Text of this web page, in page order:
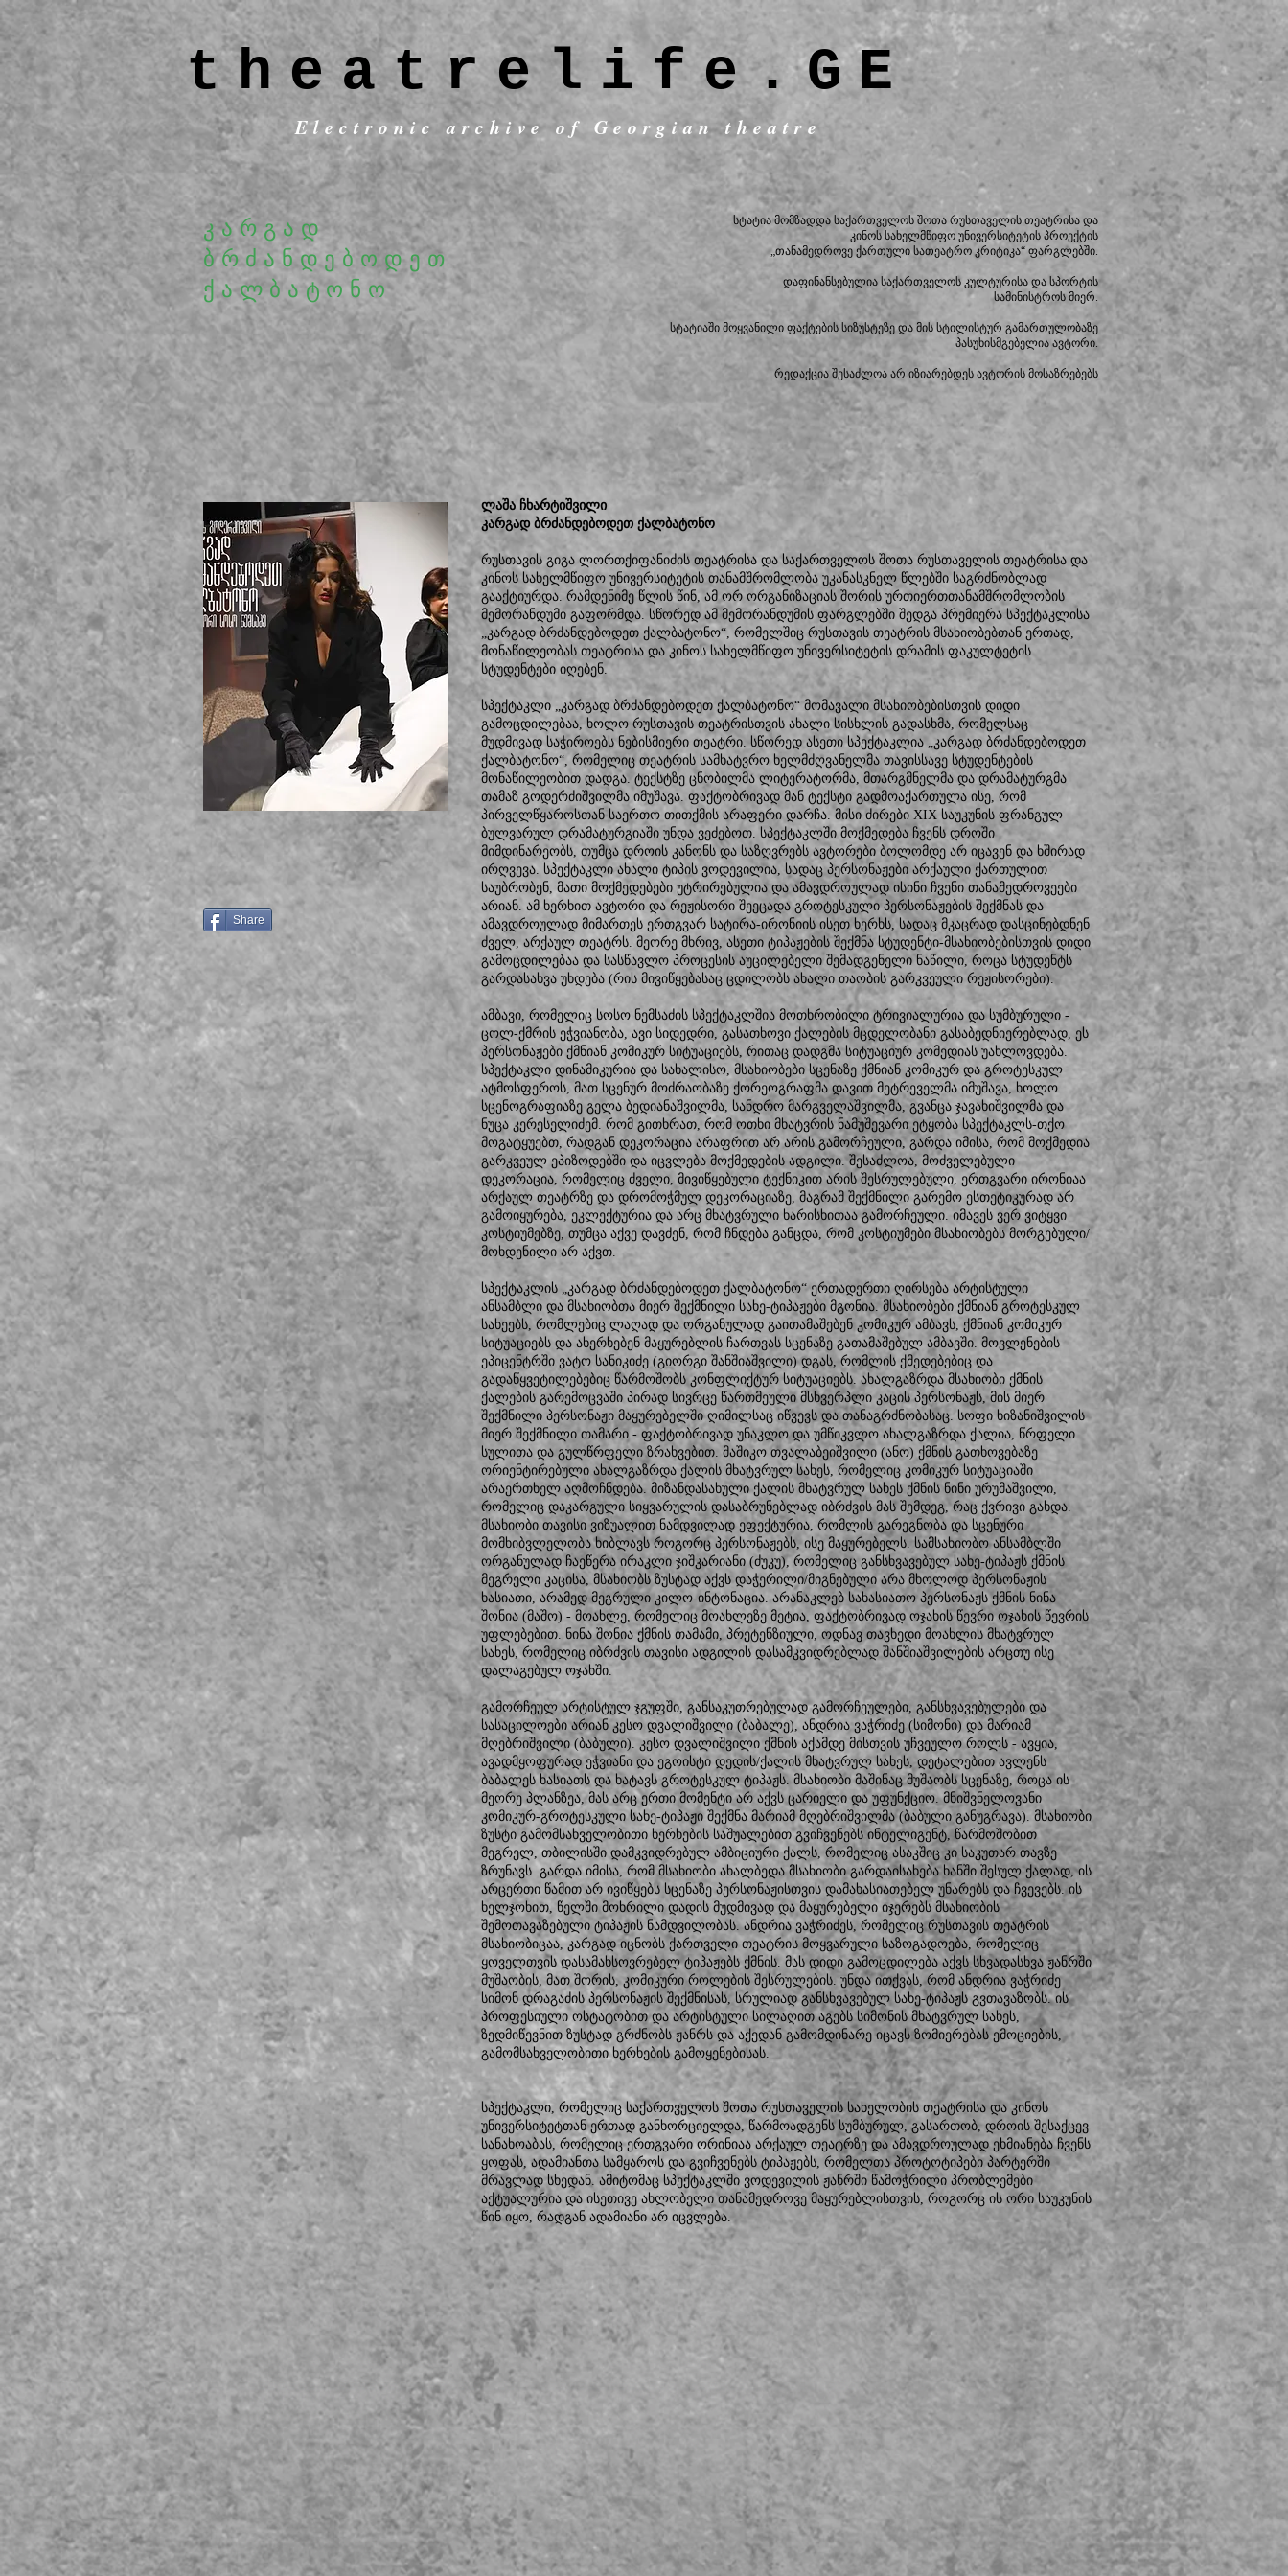
theatrelife.GE
Electronic archive of Georgian theatre
კარგად
ბრძანდებოდეთ
ქალბატონო
სტატია მომზადდა საქართველოს შოთა რუსთაველის თეატრისა და
კინოს სახელმწიფო უნივერსიტეტის პროექტის
„თანამედროვე ქართული სათეატრო კრიტიკა“ ფარგლებში.
დაფინანსებულია საქართველოს კულტურისა და სპორტის
სამინისტროს მიერ.
სტატიაში მოყვანილი ფაქტების სიზუსტეზე და მის სტილისტურ გამართულობაზე
პასუხისმგებელია ავტორი.
რედაქცია შესაძლოა არ იზიარებდეს ავტორის მოსაზრებებს
Share
ლაშა ჩხარტიშვილი
კარგად ბრძანდებოდეთ ქალბატონო
რუსთავის გიგა ლორთქიფანიძის თეატრისა და საქართველოს შოთა რუსთაველის თეატრისა და
კინოს სახელმწიფო უნივერსიტეტის თანამშრომლობა უკანასკნელ წლებში საგრძნობლად
გააქტიურდა. რამდენიმე წლის წინ, ამ ორ ორგანიზაციას შორის ურთიერთთანამშრომლობის
მემორანდუმი გაფორმდა. სწორედ ამ მემორანდუმის ფარგლებში შედგა პრემიერა სპექტაკლისა
„კარგად ბრძანდებოდეთ ქალბატონო“, რომელშიც რუსთავის თეატრის მსახიობებთან ერთად,
მონაწილეობას თეატრისა და კინოს სახელმწიფო უნივერსიტეტის დრამის ფაკულტეტის
სტუდენტები იღებენ.
სპექტაკლი „კარგად ბრძანდებოდეთ ქალბატონო“ მომავალი მსახიობებისთვის დიდი
გამოცდილებაა, ხოლო რუსთავის თეატრისთვის ახალი სისხლის გადასხმა, რომელსაც
მუდმივად საჭიროებს ნებისმიერი თეატრი. სწორედ ასეთი სპექტაკლია „კარგად ბრძანდებოდეთ
ქალბატონო“, რომელიც თეატრის სამხატვრო ხელმძღვანელმა თავისსავე სტუდენტების
მონაწილეობით დადგა. ტექსტზე ცნობილმა ლიტერატორმა, მთარგმნელმა და დრამატურგმა
თამაზ გოდერძიშვილმა იმუშავა. ფაქტობრივად მან ტექსტი გადმოაქართულა ისე, რომ
პირველწყაროსთან საერთო თითქმის არაფერი დარჩა. მისი ძირები XIX საუკუნის ფრანგულ
ბულვარულ დრამატურგიაში უნდა ვეძებოთ. სპექტაკლში მოქმედება ჩვენს დროში
მიმდინარეობს, თუმცა დროის კანონს და საზღვრებს ავტორები ბოლომდე არ იცავენ და ხშირად
ირღვევა. სპექტაკლი ახალი ტიპის ვოდევილია, სადაც პერსონაჟები არქაული ქართულით
საუბრობენ, მათი მოქმედებები უტრირებულია და ამავდროულად ისინი ჩვენი თანამედროვეები
არიან. ამ ხერხით ავტორი და რეჟისორი შეეცადა გროტესკული პერსონაჟების შექმნას და
ამავდროულად მიმართეს ერთგვარ სატირა-ირონიის ისეთ ხერხს, სადაც მკაცრად დასცინებდნენ
ძველ, არქაულ თეატრს. მეორე მხრივ, ასეთი ტიპაჟების შექმნა სტუდენტი-მსახიობებისთვის დიდი
გამოცდილებაა და სასწავლო პროცესის აუცილებელი შემადგენელი ნაწილი, როცა სტუდენტს
გარდასახვა უხდება (რის მივიწყებასაც ცდილობს ახალი თაობის გარკვეული რეჟისორები).
ამბავი, რომელიც სოსო ნემსაძის სპექტაკლშია მოთხრობილი ტრივიალურია და სუმბურული -
ცოლ-ქმრის ეჭვიანობა, ავი სიდედრი, გასათხოვი ქალების მცდელობანი გასაბედნიერებლად, ეს
პერსონაჟები ქმნიან კომიკურ სიტუაციებს, რითაც დადგმა სიტუაციურ კომედიას უახლოვდება.
სპექტაკლი დინამიკურია და სახალისო, მსახიობები სცენაზე ქმნიან კომიკურ და გროტესკულ
ატმოსფეროს, მათ სცენურ მოძრაობაზე ქორეოგრაფმა დავით მეტრეველმა იმუშავა, ხოლო
სცენოგრაფიაზე გელა ბედიანაშვილმა, სანდრო მარგველაშვილმა, გვანცა ჯავახიშვილმა და
ნუცა კერესელიძემ. რომ გითხრათ, რომ ოთხი მხატვრის ნამუშევარი ეტყობა სპექტაკლს-თქო
მოგატყუებთ, რადგან დეკორაცია არაფრით არ არის გამორჩეული, გარდა იმისა, რომ მოქმედია
გარკვეულ ეპიზოდებში და იცვლება მოქმედების ადგილი. შესაძლოა, მოძველებული
დეკორაცია, რომელიც ძველი, მივიწყებული ტექნიკით არის შესრულებული, ერთგვარი ირონიაა
არქაულ თეატრზე და დრომოჭმულ დეკორაციაზე, მაგრამ შექმნილი გარემო ესთეტიკურად არ
გამოიყურება, ეკლექტურია და არც მხატვრული ხარისხითაა გამორჩეული. იმავეს ვერ ვიტყვი
კოსტიუმებზე, თუმცა აქვე დავძენ, რომ ჩნდება განცდა, რომ კოსტიუმები მსახიობებს მორგებული/
მოხდენილი არ აქვთ.
სპექტაკლის „კარგად ბრძანდებოდეთ ქალბატონო“ ერთადერთი ღირსება არტისტული
ანსამბლი და მსახიობთა მიერ შექმნილი სახე-ტიპაჟები მგონია. მსახიობები ქმნიან გროტესკულ
სახეებს, რომლებიც ლაღად და ორგანულად გაითამაშებენ კომიკურ ამბავს, ქმნიან კომიკურ
სიტუაციებს და ახერხებენ მაყურებლის ჩართვას სცენაზე გათამაშებულ ამბავში. მოვლენების
ეპიცენტრში ვატო სანიკიძე (გიორგი შანშიაშვილი) დგას, რომლის ქმედებებიც და
გადაწყვეტილებებიც წარმოშობს კონფლიქტურ სიტუაციებს. ახალგაზრდა მსახიობი ქმნის
ქალების გარემოცვაში პირად სივრცე წართმეული მსხვერპლი კაცის პერსონაჟს, მის მიერ
შექმნილი პერსონაჟი მაყურებელში ღიმილსაც იწვევს და თანაგრძნობასაც. სოფი ხიზანიშვილის
მიერ შექმნილი თამარი - ფაქტობრივად უნაკლო და უმწიკვლო ახალგაზრდა ქალია, წრფელი
სულითა და გულწრფელი ზრახვებით. მაშიკო თვალაბეიშვილი (ანო) ქმნის გათხოვებაზე
ორიენტირებული ახალგაზრდა ქალის მხატვრულ სახეს, რომელიც კომიკურ სიტუაციაში
არაერთხელ აღმოჩნდება. მიზანდასახული ქალის მხატვრულ სახეს ქმნის ნინი ურუმაშვილი,
რომელიც დაკარგული სიყვარულის დასაბრუნებლად იბრძვის მას შემდეგ, რაც ქვრივი გახდა.
მსახიობი თავისი ვიზუალით ნამდვილად ეფექტურია, რომლის გარეგნობა და სცენური
მომხიბვლელობა ხიბლავს როგორც პერსონაჟებს, ისე მაყურებელს. სამსახიობო ანსამბლში
ორგანულად ჩაეწერა ირაკლი ჯიშკარიანი (ძუკუ), რომელიც განსხვავებულ სახე-ტიპაჟს ქმნის
მეგრელი კაცისა, მსახიობს ზუსტად აქვს დაჭერილი/მიგნებული არა მხოლოდ პერსონაჟის
ხასიათი, არამედ მეგრული კილო-ინტონაცია. არანაკლებ სახასიათო პერსონაჟს ქმნის ნინა
შონია (მაშო) - მოახლე, რომელიც მოახლეზე მეტია, ფაქტობრივად ოჯახის წევრი ოჯახის წევრის
უფლებებით. ნინა შონია ქმნის თამამი, პრეტენზიული, ოდნავ თავხედი მოახლის მხატვრულ
სახეს, რომელიც იბრძვის თავისი ადგილის დასამკვიდრებლად შანშიაშვილების არცთუ ისე
დალაგებულ ოჯახში.
გამორჩეულ არტისტულ ჯგუფში, განსაკუთრებულად გამორჩეულები, განსხვავებულები და
სასაცილოები არიან კესო დვალიშვილი (ბაბალე), ანდრია ვაჭრიძე (სიმონი) და მარიამ
მღებრიშვილი (ბაბული). კესო დვალიშვილი ქმნის აქამდე მისთვის უჩვეულო როლს - ავყია,
ავადმყოფურად ეჭვიანი და ეგოისტი დედის/ქალის მხატვრულ სახეს, დეტალებით ავლენს
ბაბალეს ხასიათს და ხატავს გროტესკულ ტიპაჟს. მსახიობი მაშინაც მუშაობს სცენაზე, როცა ის
მეორე პლანზეა, მას არც ერთი მომენტი არ აქვს ცარიელი და უფუნქციო. მნიშვნელოვანი
კომიკურ-გროტესკული სახე-ტიპაჟი შექმნა მარიამ მღებრიშვილმა (ბაბული განუგრავა). მსახიობი
ზუსტი გამომსახველობითი ხერხების საშუალებით გვიჩვენებს ინტელიგენტ, წარმოშობით
მეგრელ, თბილისში დამკვიდრებულ ამბიციური ქალს, რომელიც ასაკშიც კი საკუთარ თავზე
ზრუნავს. გარდა იმისა, რომ მსახიობი ახალბედა მსახიობი გარდაისახება ხანში შესულ ქალად, ის
არცერთი წამით არ ივიწყებს სცენაზე პერსონაჟისთვის დამახასიათებელ უნარებს და ჩვევებს. ის
ხელჯოხით, წელში მოხრილი დადის მუდმივად და მაყურებელი იჯერებს მსახიობის
შემოთავაზებული ტიპაჟის ნამდვილობას. ანდრია ვაჭრიძეს, რომელიც რუსთავის თეატრის
მსახიობიცაა, კარგად იცნობს ქართველი თეატრის მოყვარული საზოგადოება, რომელიც
ყოველთვის დასამახსოვრებელ ტიპაჟებს ქმნის. მას დიდი გამოცდილება აქვს სხვადასხვა ჟანრში
მუშაობის, მათ შორის, კომიკური როლების შესრულების. უნდა ითქვას, რომ ანდრია ვაჭრიძე
სიმონ დრაგაძის პერსონაჟის შექმნისას, სრულიად განსხვავებულ სახე-ტიპაჟს გვთავაზობს. ის
პროფესიული ოსტატობით და არტისტული სილაღით აგებს სიმონის მხატვრულ სახეს,
ზედმიწევნით ზუსტად გრძნობს ჟანრს და აქედან გამომდინარე იცავს ზომიერებას ემოციების,
გამომსახველობითი ხერხების გამოყენებისას.
სპექტაკლი, რომელიც საქართველოს შოთა რუსთაველის სახელობის თეატრისა და კინოს
უნივერსიტეტთან ერთად განხორციელდა, წარმოადგენს სუმბურულ, გასართობ, დროის შესაქცევ
სანახოაბას, რომელიც ერთგვარი ორინიაა არქაულ თეატრზე და ამავდროულად ეხმიანება ჩვენს
ყოფას, ადამიანთა სამყაროს და გვიჩვენებს ტიპაჟებს, რომელთა პროტოტიპები პარტერში
მრავლად სხედან. ამიტომაც სპექტაკლში ვოდევილის ჟანრში წამოჭრილი პრობლემები
აქტუალურია და ისეთივე ახლობელი თანამედროვე მაყურებლისთვის, როგორც ის ორი საუკუნის
წინ იყო, რადგან ადამიანი არ იცვლება.